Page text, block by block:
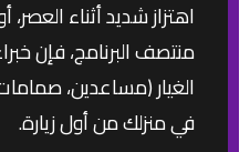
اهتزاز شديد أثناء
منتصف البرنامج، فإن
الغيار (مساعدين،
في منزلك من أول زيارة.